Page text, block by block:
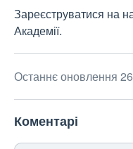
Зареєструватися на
Академії.
Останнє оновлення
Коментарі